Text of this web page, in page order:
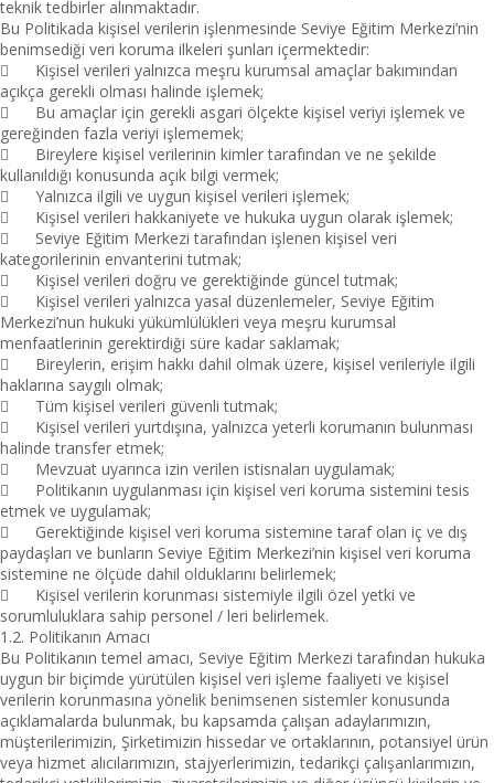
teknik tedbirler alınmaktadır.
Bu Politikada kişisel verilerin işlenmesinde Seviye Eğitim Merkezi’nin
benimsediği veri koruma ilkeleri şunları içermektedir:

Kişisel verileri yalnızca meşru kurumsal amaçlar bakımından
açıkça gerekli olması halinde işlemek;

Bu amaçlar için gerekli asgari ölçekte kişisel veriyi işlemek ve
gereğinden fazla veriyi işlememek;

Bireylere kişisel verilerinin kimler tarafından ve ne şekilde
kullanıldığı konusunda açık bilgi vermek;

Yalnızca ilgili ve uygun kişisel verileri işlemek;

Kişisel verileri hakkaniyete ve hukuka uygun olarak işlemek;

Seviye Eğitim Merkezi tarafından işlenen kişisel veri
kategorilerinin envanterini tutmak;

Kişisel verileri doğru ve gerektiğinde güncel tutmak;

Kişisel verileri yalnızca yasal düzenlemeler, Seviye Eğitim
Merkezi’nun hukuki yükümlülükleri veya meşru kurumsal
menfaatlerinin gerektirdiği süre kadar saklamak;

Bireylerin, erişim hakkı dahil olmak üzere, kişisel verileriyle ilgili
haklarına saygılı olmak;

Tüm kişisel verileri güvenli tutmak;

Kişisel verileri yurtdışına, yalnızca yeterli korumanın bulunması
halinde transfer etmek;

Mevzuat uyarınca izin verilen istisnaları uygulamak;

Politikanın uygulanması için kişisel veri koruma sistemini tesis
etmek ve uygulamak;

Gerektiğinde kişisel veri koruma sistemine taraf olan iç ve dış
paydaşları ve bunların Seviye Eğitim Merkezi’nin kişisel veri koruma
sistemine ne ölçüde dahil olduklarını belirlemek;

Kişisel verilerin korunması sistemiyle ilgili özel yetki ve
sorumluluklara sahip personel / leri belirlemek.
1.2. Politikanın Amacı
Bu Politikanın temel amacı, Seviye Eğitim Merkezi tarafından hukuka
uygun bir biçimde yürütülen kişisel veri işleme faaliyeti ve kişisel
verilerin korunmasına yönelik benimsenen sistemler konusunda
açıklamalarda bulunmak, bu kapsamda çalışan adaylarımızın,
müşterilerimizin, Şirketimizin hissedar ve ortaklarının, potansiyel ürün
veya hizmet alıcılarımızın, stajyerlerimizin, tedarikçi çalışanlarımızın,